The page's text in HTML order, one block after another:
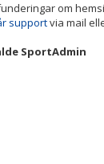
om
supportvia mail
SportAdmin